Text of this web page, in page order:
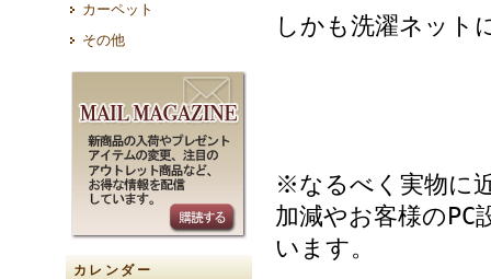
カーペット
その他
カレンダー
しかも洗濯ネット
※なるべく実物に
加減やお客様のPC
います。